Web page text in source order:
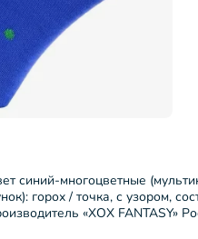
синий-многоцветные
горох / точка, с узором,
«ХОХ FANTASY»